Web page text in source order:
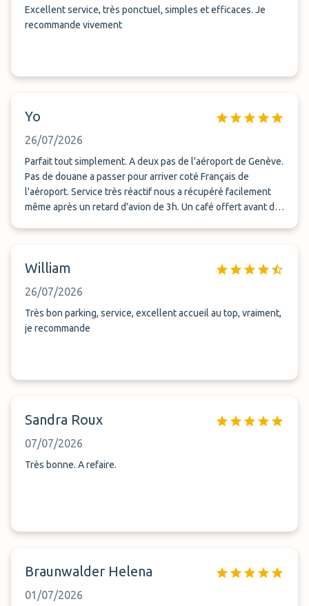
Excellent service, très ponctuel, simples et efficaces. Je
recommande vivement
Yo
26/07/2026
Parfait tout simplement. A deux pas de l'aéroport de Genève.
Pas de douane a passer pour arriver coté Français de
l'aéroport. Service très réactif nous a récupéré facilement
même après un retard d'avion de 3h. Un café offert avant de
William
26/07/2026
Très bon parking, service, excellent accueil au top, vraiment,
je recommande
Sandra Roux
07/07/2026
Très bonne. A refaire.
Braunwalder Helena
01/07/2026